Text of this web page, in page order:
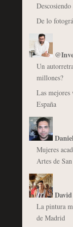
De lo
Un
millones?
Las mejores
España
Mujeres
Artes de
La pintura
de Madrid